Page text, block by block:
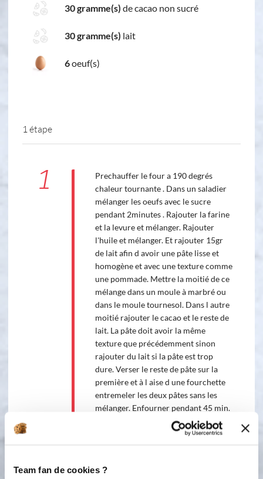
Team fan de cookies ?
30 gramme(s) de cacao non sucré
30 gramme(s) lait
6oeuf(s)
1 étape
1
Prechauffer le four a 190 degrés
chaleur tournante . Dans un saladier
mélanger les oeufs avec le sucre
pendant 2minutes . Rajouter la farine
et la levure et mélanger. Rajouter
l'huile et mélanger. Et rajouter 15gr
de lait afin d avoir une pâte lisse et
homogène et avec une texture comme
une pommade. Mettre la moitié de ce
mélange dans un moule à marbré ou
dans le moule tournesol. Dans l autre
moitié rajouter le cacao et le reste de
lait. La pâte doit avoir la même
texture que précédemment sinon
rajouter du lait si la pâte est trop
dure. Verser le reste de pâte sur la
première et à l aise d une fourchette
entremeler les deux pâtes sans les
mélanger. Enfourner pendant 45 min.
On peut aussi faire la moitié des
ingrédients et mettre dans le moule à